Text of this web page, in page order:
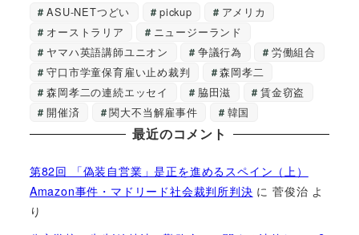
ASU-NETつどい pickup
アメリカ
オーストラリア
ニュージーランド
ヤマハ英語講師ユニオン
争議行為
労働組合
守口市学童保育雇い止め裁判
森岡孝二
森岡孝二の連続エッセイ
脇田滋
賃金窃盗
開催済
関大不当解雇事件 韓国
最近のコメント
第82回 「偽装自営業」是正を進めるスペイン（上）
Amazon事件・マドリード社会裁判所判決 に菅俊治 よ
り